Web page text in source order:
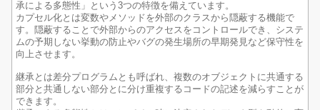
承による多態性」という3つの特徴を備えています。
カプセル化とは変数やメソッドを外部のクラスから隠蔽する機能で
す。隠蔽することで外部からのアクセスをコントロールでき、システ
ムの予期しない挙動の防止やバグの発生場所の早期発見など保守性を
向上させます。
継承とは差分プログラムとも呼ばれ、複数のオブジェクトに共通する
部分と共通しない部分とに分け重複するコードの記述を減らすことが
できます。